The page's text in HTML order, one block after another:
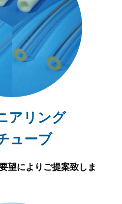
アリング
ューブ
望によりご提案致しま